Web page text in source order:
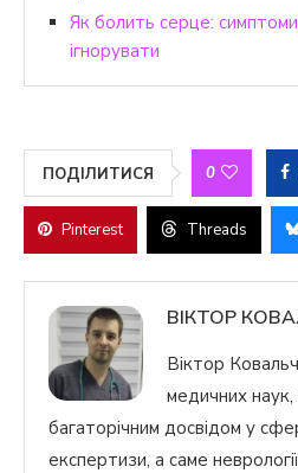
Як болить серце:
ігнорувати
ПОДІЛИТИСЯ 0
Pinterest Threads
ВІКТОР
Віктор
медичних наук,
багаторічним досвідом у
експертизи, а саме